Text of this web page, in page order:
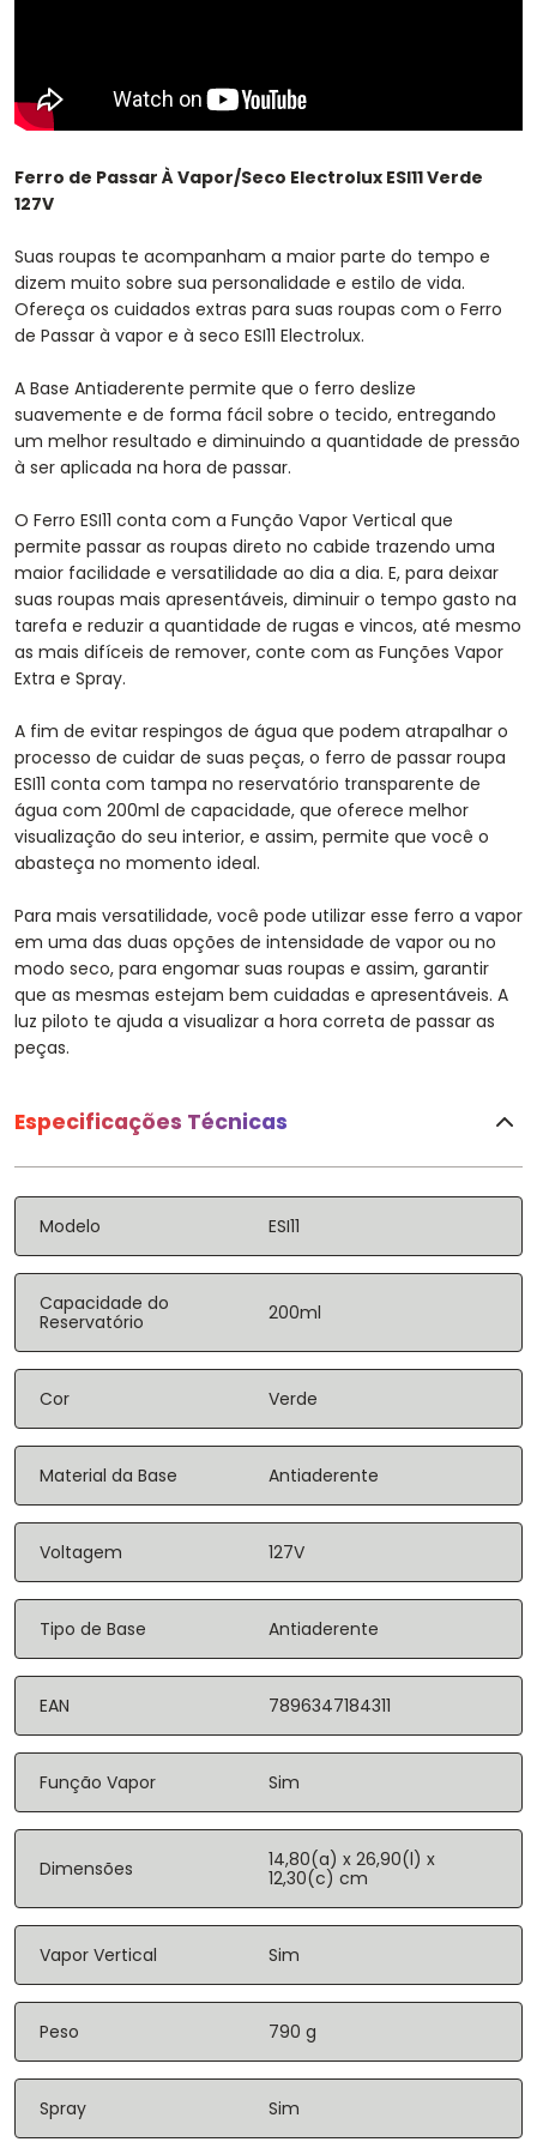
Ferro de Passar À Vapor/Seco Electrolux ESI11 Verde
127V
Suas roupas te acompanham a maior parte do tempo e
dizem muito sobre sua personalidade e estilo de vida.
Ofereça os cuidados extras para suas roupas com o Ferro
de Passar à vapor e à seco ESI11 Electrolux.
A Base Antiaderente permite que o ferro deslize
suavemente e de forma fácil sobre o tecido, entregando
um melhor resultado e diminuindo a quantidade de pressão
à ser aplicada na hora de passar.
O Ferro ESI11 conta com a Função Vapor Vertical que
permite passar as roupas direto no cabide trazendo uma
maior facilidade e versatilidade ao dia a dia. E, para deixar
suas roupas mais apresentáveis, diminuir o tempo gasto na
tarefa e reduzir a quantidade de rugas e vincos, até mesmo
as mais difíceis de remover, conte com as Funções Vapor
Extra e Spray.
A fim de evitar respingos de água que podem atrapalhar o
processo de cuidar de suas peças, o ferro de passar roupa
ESI11 conta com tampa no reservatório transparente de
água com 200ml de capacidade, que oferece melhor
visualização do seu interior, e assim, permite que você o
abasteça no momento ideal.
Para mais versatilidade, você pode utilizar esse ferro a vapor
em uma das duas opções de intensidade de vapor ou no
modo seco, para engomar suas roupas e assim, garantir
que as mesmas estejam bem cuidadas e apresentáveis. A
luz piloto te ajuda a visualizar a hora correta de passar as
peças.
Especificações Técnicas
Modelo ESI11
Capacidade do
Reservatório
200ml
Cor Verde
Material da Base Antiaderente
Voltagem 127V
Tipo de Base Antiaderente
EAN 7896347184311
Função Vapor Sim
Dimensões
14,80(a) x 26,90(l) x
12,30(c) cm
Vapor Vertical Sim
Peso 790 g
Spray Sim